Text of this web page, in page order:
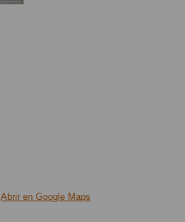
Abrir en Google Maps